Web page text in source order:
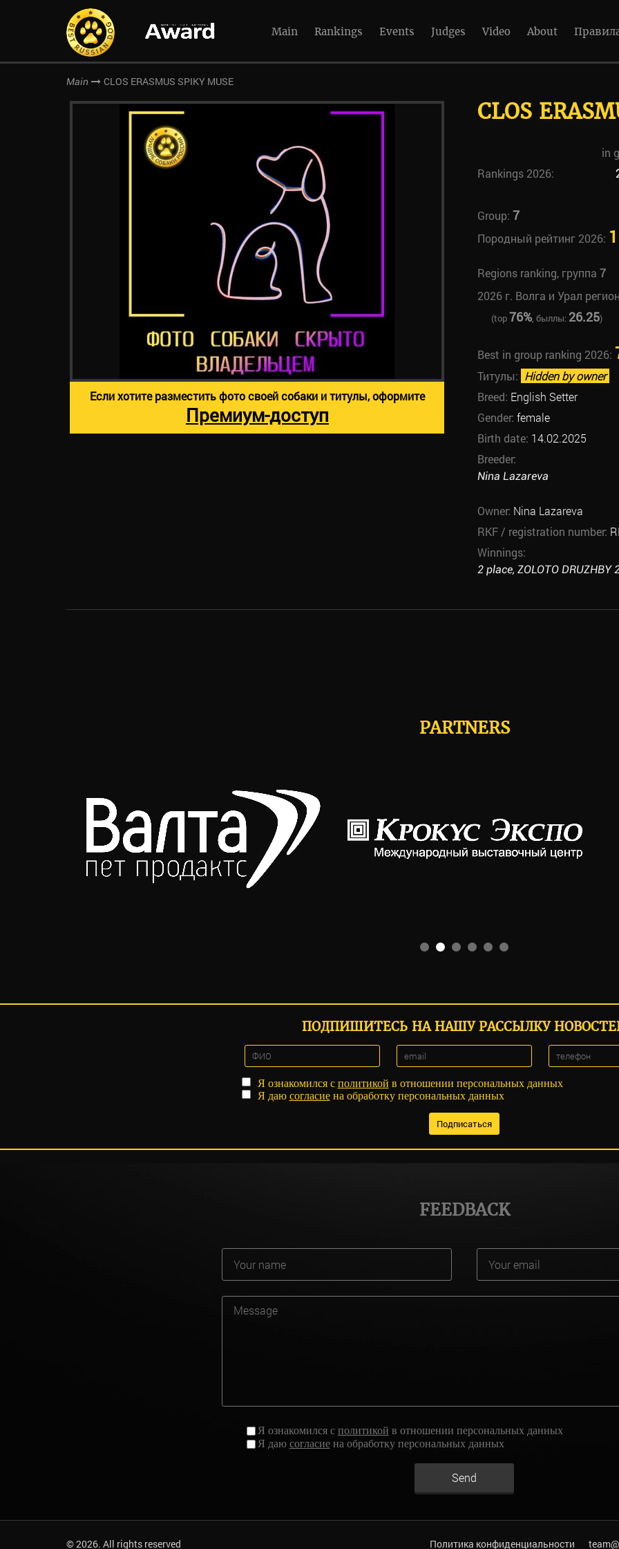
Main Rankings Events Judges Video About
Main CLOS ERASMUS SPIKY MUSE
CLOS
in
Rankings 2026:
Group: 7
Породный рейтинг 2026:
Regions ranking, группа 7
2026 г. Волга и Урал
(top76%, быллы: 26.25)
Best in group ranking 2026:
Титулы: Hidden by owner
Breed: English Setter
Gender: female
Birth date: 14.02.2025
Breeder:
Nina Lazareva
Owner: Nina Lazareva
RKF / registration number:
Winnings:
2 place, ZOLOTO
Если хотите разместить фото своей собаки и титулы, оформите
Премиум-доступ
PARTNERS
ПОДПИШИТЕСЬ НА НАШУ РАССЫЛКУ
Я ознакомился с политикой в отношении персональных данных
Я даю согласиена обработку персональных данных
FEEDBACK
Я ознакомился с политикой в отношении персональных данных
Я даю согласиена обработку персональных данных
Send
Политика конфиденциальности
© 2026. All rights reserved